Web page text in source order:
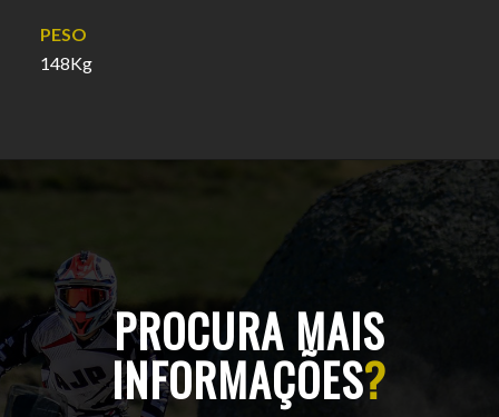
PESO
148Kg
PROCURA MAIS
INFORMAÇÕES?